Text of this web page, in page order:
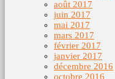
août 2017
juin 2017
mai 2017
mars 2017
février 2017
janvier 2017
décembre 2016
octobre 2016